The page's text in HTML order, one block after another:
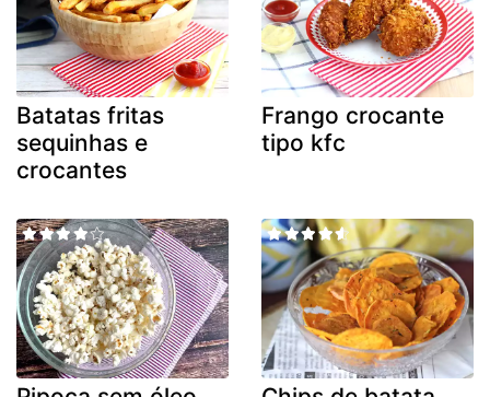
Batatas fritas
sequinhas e
crocantes
Frango crocante
tipo kfc